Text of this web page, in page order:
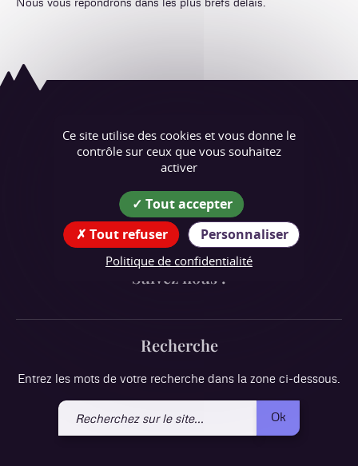
Nous vous répondrons dans les plus brefs délais.
Chasselay
Coordonnées
107 rue de la Mairie,
38470 Chasselay
tél : 04 76 64 23 10
Suivez nous !
Recherche
Entrez les mots de votre recherche dans la zone ci-dessous.
Recherchez
Ok
Ce site utilise des cookies et vous donne le
contrôle sur ceux que vous souhaitez
activer
Tout accepter
Tout refuser
Personnaliser
Politique de confidentialité